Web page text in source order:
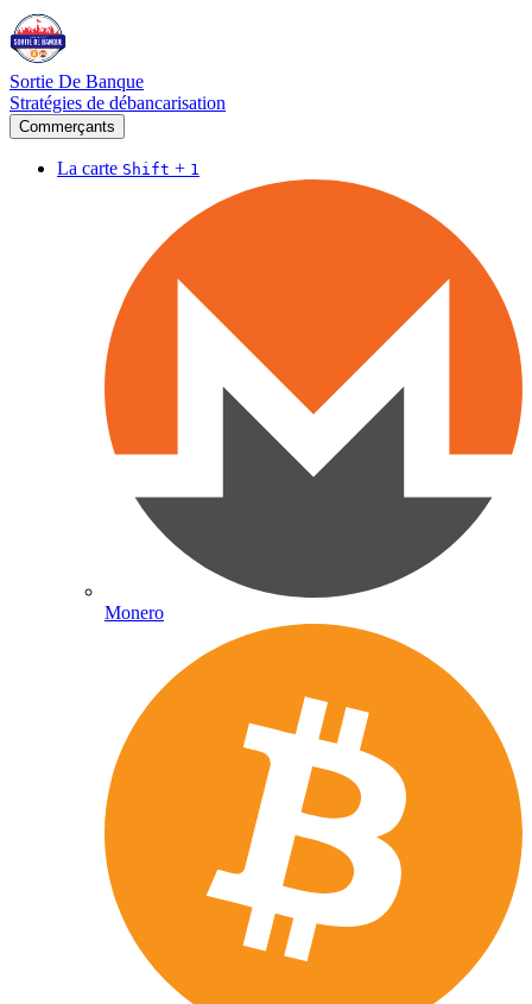
Sortie De Banque
Stratégies de débancarisation
Commerçants
La carte Shift + 1
Monero